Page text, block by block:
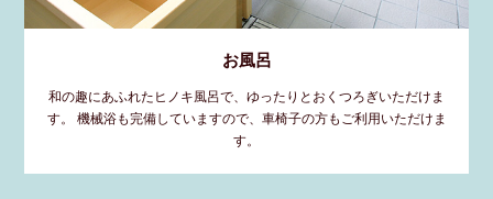
お風呂
和の趣にあふれたヒノキ風呂で、ゆったりとおくつろぎいただけま
す。 機械浴も完備していますので、車椅子の方もご利用いただけま
す。